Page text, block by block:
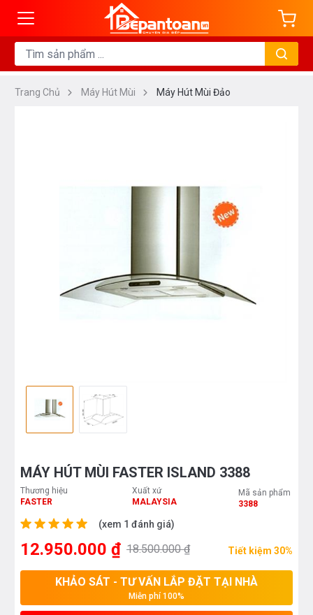
Trang Chủ Máy Hút Mùi Máy Hút Mùi Đảo
MÁY HÚT MÙI FASTER ISLAND 3388
Thương hiệu
FASTER
Xuất xứ
MALAYSIA
Mã sản phẩm
3388
(xem 1 đánh giá)
12.950.000 ₫ 18.500.000 ₫ Tiết kiệm 30%
KHẢO SÁT - TƯ VẤN LẮP ĐẶT TẠI NHÀ
Miễn phí 100%